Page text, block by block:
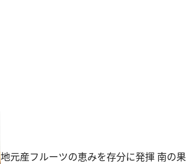
地元産フルーツの恵みを存分に発揮 南の